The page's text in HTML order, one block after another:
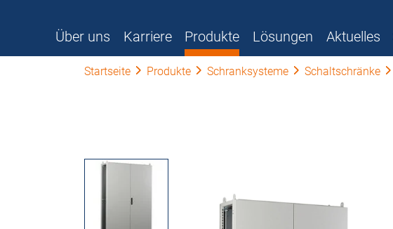
Über uns Karriere Produkte Lösungen Aktuelles
Startseite Produkte Schranksysteme Schaltschränke